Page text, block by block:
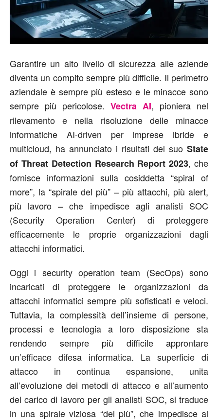
Garantire un alto livello di sicurezza alle aziende
diventa un compito sempre più difficile. Il perimetro
aziendale è sempre più esteso e le minacce sono
sempre più pericolose. Vectra AI, pioniera nel
rilevamento e nella risoluzione delle minacce
informatiche AI-driven per imprese ibride e
multicloud, ha annunciato i risultati del suo State
of Threat Detection Research Report 2023, che
fornisce informazioni sulla cosiddetta “spiral of
more”, la “spirale del più” – più attacchi, più alert,
più lavoro – che impedisce agli analisti SOC
(Security Operation Center) di proteggere
efficacemente le proprie organizzazioni dagli
attacchi informatici.
Oggi i security operation team (SecOps) sono
incaricati di proteggere le organizzazioni da
attacchi informatici sempre più sofisticati e veloci.
Tuttavia, la complessità dell’insieme di persone,
processi e tecnologia a loro disposizione sta
rendendo sempre più difficile approntare
un’efficace difesa informatica. La superficie di
attacco in continua espansione, unita
all’evoluzione dei metodi di attacco e all’aumento
del carico di lavoro per gli analisti SOC, si traduce
in una spirale viziosa “del più”, che impedisce ai